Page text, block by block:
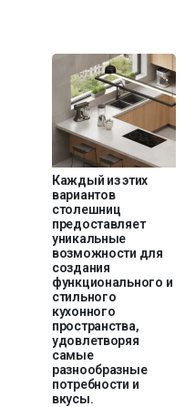
Каждый из этих
вариантов
столешниц
предоставляет
уникальные
возможности для
создания
функционального и
стильного
кухонного
пространства,
удовлетворяя
самые
разнообразные
потребности и
вкусы.